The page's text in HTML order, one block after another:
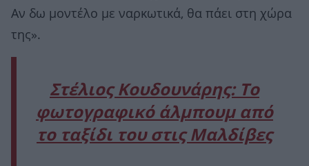
Αν δω μοντέλο με ναρκωτικά, θα πάει στη χώρα
της».
Στέλιος Κουδουνάρης: Το
φωτογραφικό άλμπουμ από
το ταξίδι του στις Μαλδίβες